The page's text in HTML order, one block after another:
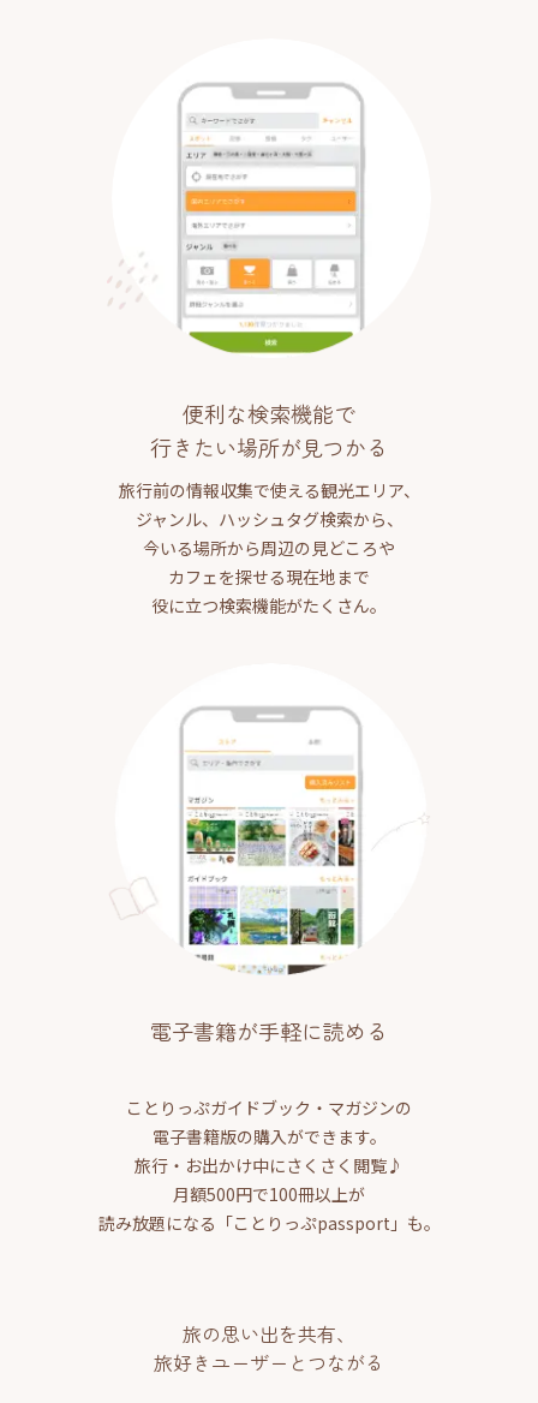
便利な検索機能で
行きたい場所が見つかる
旅行前の情報収集で使える観光エリア、
ジャンル、ハッシュタグ検索から、
今いる場所から周辺の見どころや
カフェを探せる現在地まで
役に立つ検索機能がたくさん。
電子書籍が手軽に読める
ことりっぷガイドブック・マガジンの
電子書籍版の購入ができます。
旅行・お出かけ中にさくさく閲覧♪
月額500円で100冊以上が
読み放題になる「ことりっぷpassport」も。
旅の思い出を共有、
旅好きユーザーとつながる